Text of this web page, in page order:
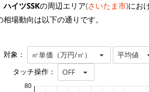
ハイツSSKの周辺エリア(さいたま市)にお
相場動向は以下の通りです。
対象： ㎡単価（万円/㎡） 平均値
タッチ操作： OFF
80